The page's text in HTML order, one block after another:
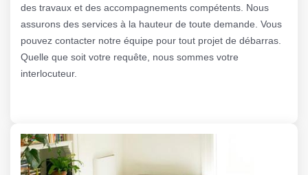
des travaux et des accompagnements compétents. Nous
assurons des services à la hauteur de toute demande. Vous
pouvez contacter notre équipe pour tout projet de débarras.
Quelle que soit votre requête, nous sommes votre
interlocuteur.